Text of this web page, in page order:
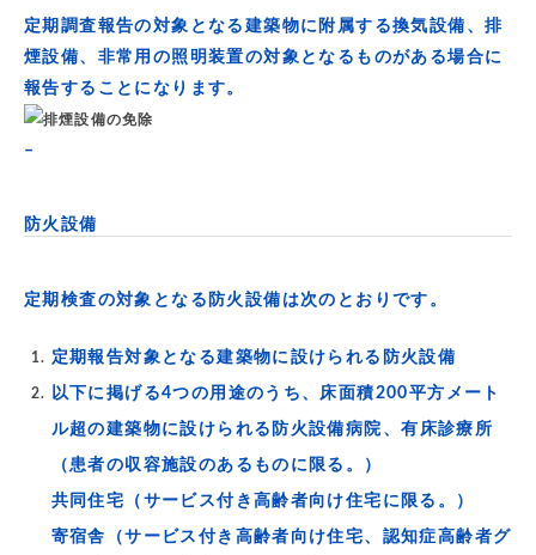
定期調査報告の対象となる建築物に附属する換気設備、排
煙設備、非常用の照明装置の対象となるものがある場合に
報告することになります。
–
防火設備
定期検査の対象となる防火設備は次のとおりです。
定期報告対象となる建築物に設けられる防火設備
以下に掲げる4つの用途のうち、床面積200平方メート
ル超の建築物に設けられる防火設備病院、有床診療所
（患者の収容施設のあるものに限る。）
共同住宅（サービス付き高齢者向け住宅に限る。）
寄宿舎（サービス付き高齢者向け住宅、認知症高齢者グ